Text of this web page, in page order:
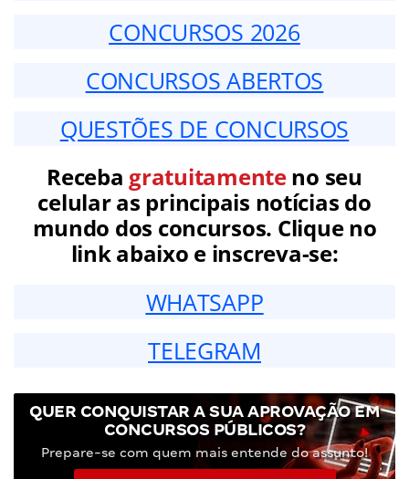
CONCURSOS 2026
CONCURSOS ABERTOS
QUESTÕES DE CONCURSOS
Receba gratuitamenteno seu
celular as principais notícias do
mundo dos concursos. Clique no
link abaixo e inscreva-se:
WHATSAPP
TELEGRAM
QUER CONQUISTAR A SUA APROVAÇÃO EM
CONCURSOS PÚBLICOS?
Prepare-se com quem mais entende do assunto!